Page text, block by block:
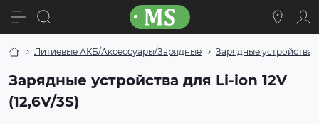
Литиевые АКБ/Аксессуары/Зарядные Зарядные устройства
Зарядные устройства для Li-ion 12V
(12,6V/3S)